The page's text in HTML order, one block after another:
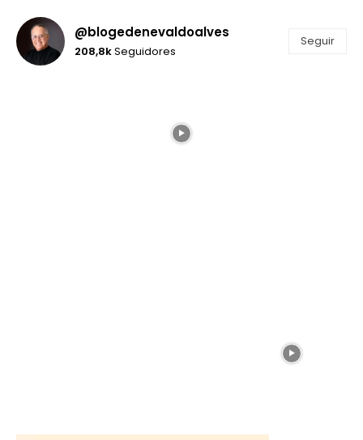
@blogedenevaldoalves
208,8kSeguidores
Seguir